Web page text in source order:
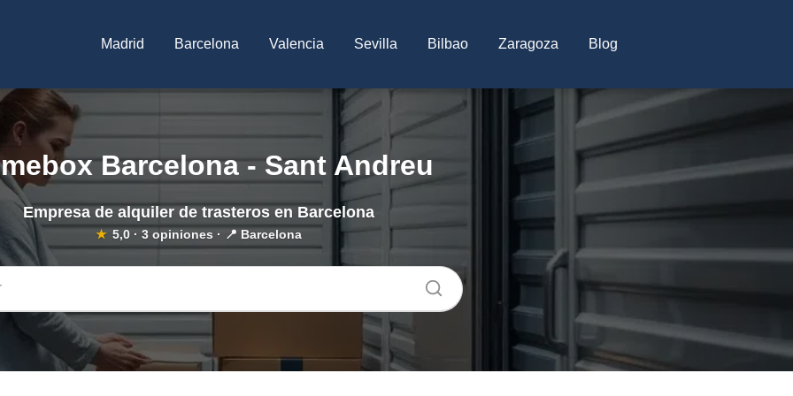
Madrid Barcelona Valencia Sevilla Bilbao Zaragoza Blog
Barcelona - Sant Andreu
Empresa de alquiler de trasteros en Barcelona
★ 5,0· 3opiniones · 📍 Barcelona